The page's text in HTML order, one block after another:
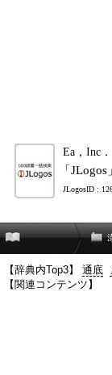
Ea，Inc
「JLogos」
JLogosID :
【辞典内Top3】 通底
【関連コンテンツ】